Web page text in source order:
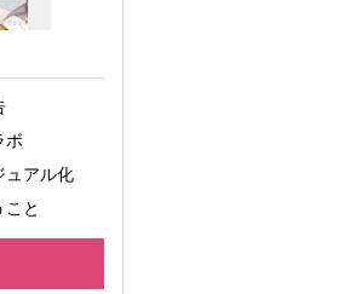
ボ
ュアル化
と